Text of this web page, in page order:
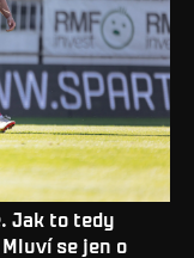
Jak to tedy
se jen o